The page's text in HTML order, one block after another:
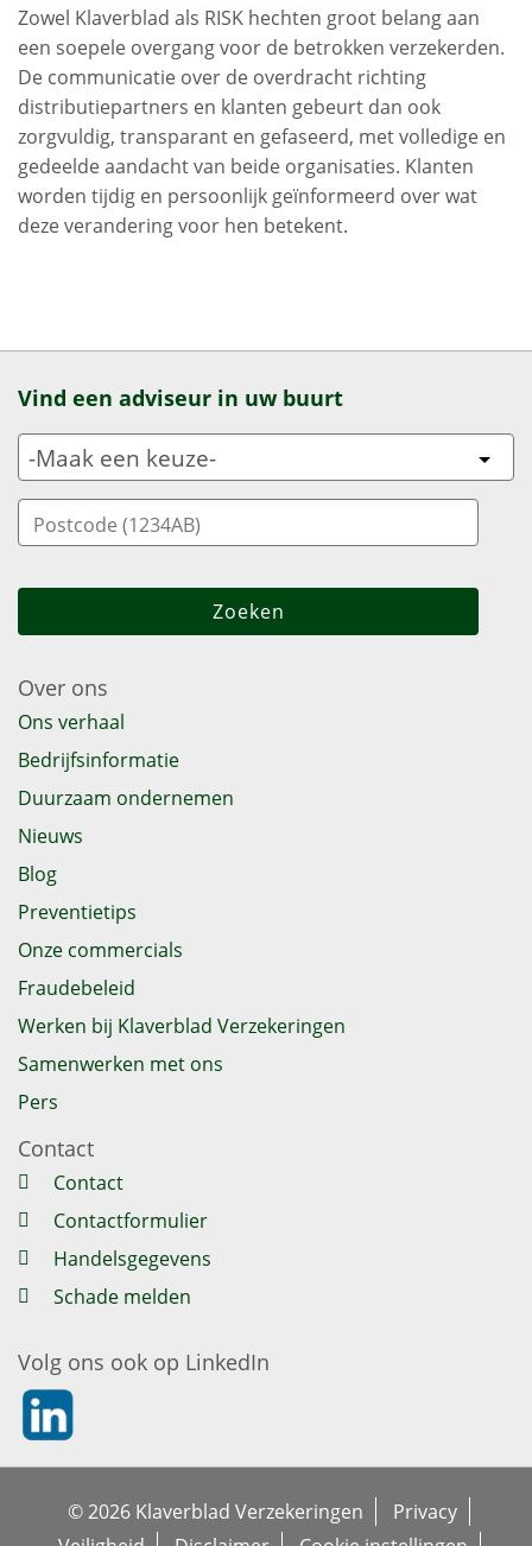
Zowel Klaverblad als RISK hechten groot belang aan
een soepele overgang voor de betrokken verzekerden.
De communicatie over de overdracht richting
distributiepartners en klanten gebeurt dan ook
zorgvuldig, transparant en gefaseerd, met volledige en
gedeelde aandacht van beide organisaties. Klanten
worden tijdig en persoonlijk geïnformeerd over wat
deze verandering voor hen betekent.
Vind een adviseur in uw buurt
Over ons
Ons verhaal
Bedrijfsinformatie
Duurzaam ondernemen
Nieuws
Blog
Preventietips
Onze commercials
Fraudebeleid
Werken bij Klaverblad Verzekeringen
Samenwerken met ons
Pers
Contact
Contact
Contactformulier
Handelsgegevens
Schade melden
Volg ons ook op LinkedIn
https://nl.linkedin.com/company/klaverblad-
© 2026 Klaverblad Verzekeringen
Privacy